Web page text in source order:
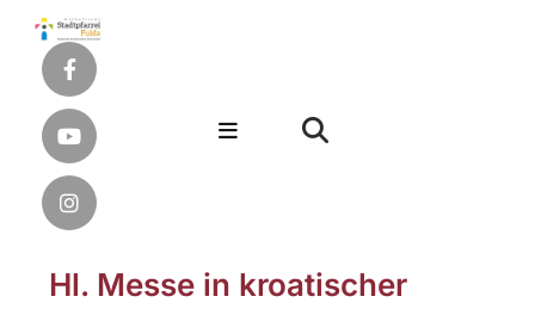
Hl. Messe in kroatischer